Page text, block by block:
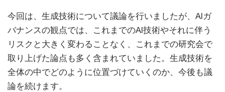
今回は、生成技術について議論を行いましたが、AIガ
バナンスの観点では、これまでのAI技術やそれに伴う
リスクと大きく変わることなく、これまでの研究会で
取り上げた論点も多く含まれていました。生成技術を
全体の中でどのように位置づけていくのか、今後も議
論を続けます。